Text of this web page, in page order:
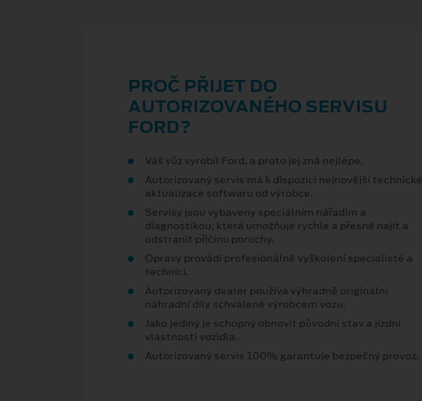
PROČ PŘIJET DO
AUTORIZOVANÉHO SERVISU
FORD?
Váš vůz vyrobil Ford, a proto jej zná nejlépe.
Autorizovaný servis má k dispozici nejnovější technické
aktualizace softwaru od výrobce.
Servisy jsou vybaveny speciálním nářadím a
diagnostikou, která umožňuje rychle a přesně najít a
odstranit příčinu poruchy.
Opravy provádí profesionálně vyškolení specialisté a
technici.
Autorizovaný dealer používá výhradně originální
náhradní díly schválené výrobcem vozu.
Jako jediný je schopný obnovit původní stav a jízdní
vlastnosti vozidla.
Autorizovaný servis 100% garantuje bezpečný provoz.